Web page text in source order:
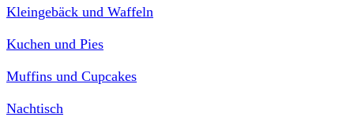
Kleingebäck und Waffeln
Kuchen und Pies
Muffins und Cupcakes
Nachtisch